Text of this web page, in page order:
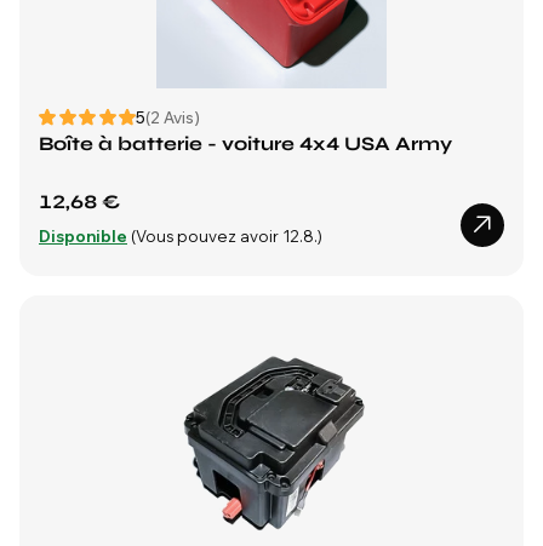
5(2 Avis)
Boîte à batterie - voiture 4x4 USA Army
12,68 €
Disponible (Vous pouvez avoir 12.8.)